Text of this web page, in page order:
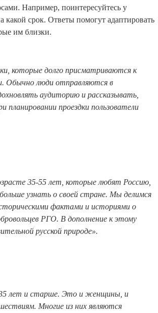
Например, поинтересуйтесь у
какой срок. Ответы помогут адаптировать
им близки.
которые долго присматриваются к
Обычно люди отправляются в
аудиторию и рассказывать,
планировании проездки пользователи
35-55 лет, которые любят Россию,
узнать о своей стране. Мы делимся
фактами и историями о
РГО. В дополнение к этому
русской природе».
лет и старше. Это и женщины, и
Многие из них являются